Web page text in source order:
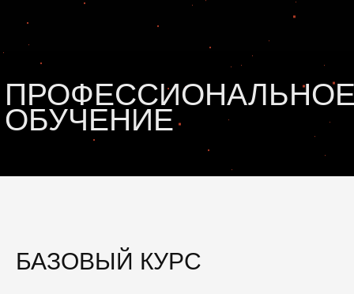
БАЗОВЫЙ КУРС